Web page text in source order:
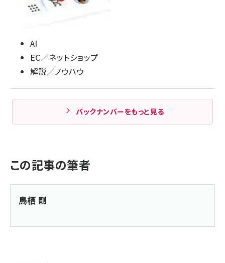
AI
EC／ネットショップ
解説／ノウハウ
バックナンバーをもっと見る
この記事の筆者
鳥栖 剛